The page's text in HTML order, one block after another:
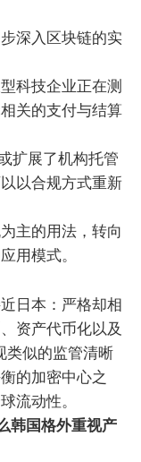
深入区块链的实
科技企业正在测
关的支付与结算
扩展了机构托管
以合规方式重新
主的用法，转向
用模式。
日本：严格却相
资产代币化以及
类似的监管清晰
的加密中心之
流动性。
韩国格外重视产